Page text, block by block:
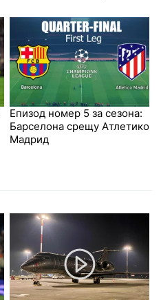
Епизод номер 5 за сезона:
Барселона срещу Атлетико
Мадрид